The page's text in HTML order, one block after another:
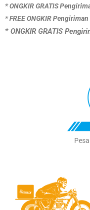
* ONGKIR GRATIS
* FREE ONGKIR Pengiriman
* ONGKIR GRATIS